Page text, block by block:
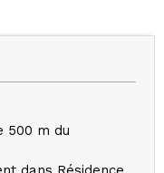
500 m du